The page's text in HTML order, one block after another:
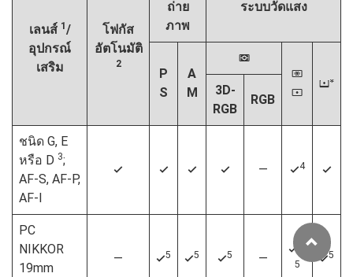
เลนส์ 1 /
อุปกรณ์
เสริม
โฟกัส
อัตโนมัติ
2
ถ่าย
ภาพ
ระบบวัดแสง
P
S
A
M
L
M
N
t
3D-
RGB
RGB
ชนิด G, E
หรือ D 3;
AF‑S, AF‑P,
AF‑I
4 4 4 4 — 44 4
PC
NIKKOR
19mm
— 45 45 45 —
4
5
45